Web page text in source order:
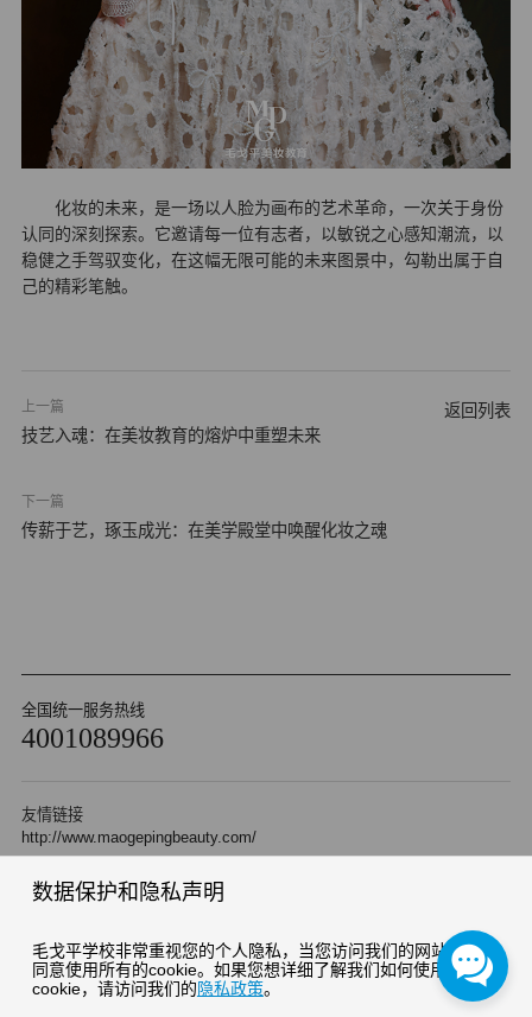
化妆的未来，是一场以人脸为画布的艺术革命，一次关于身份
认同的深刻探索。它邀请每一位有志者，以敏锐之心感知潮流，以
稳健之手驾驭变化，在这幅无限可能的未来图景中，勾勒出属于自
己的精彩笔触。
上一篇
技艺入魂：在美妆教育的熔炉中重塑未来
下一篇
传薪于艺，琢玉成光：在美学殿堂中唤醒化妆之魂
返回列表
全国统一服务热线
4001089966
友情链接
http://www.maogepingbeauty.com/
数据保护和隐私声明
毛戈平学校非常重视您的个人隐私，当您访问我们的网站时，请
同意使用所有的cookie。如果您想详细了解我们如何使用
cookie，请访问我们的隐私政策。